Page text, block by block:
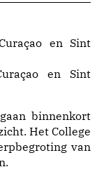
en Sint
binnenkort
Het College
van